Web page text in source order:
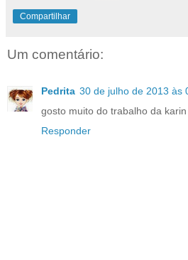
Compartilhar
Um comentário:
Pedrita 30 de julho de 2013 às
gosto muito do trabalho da
Responder